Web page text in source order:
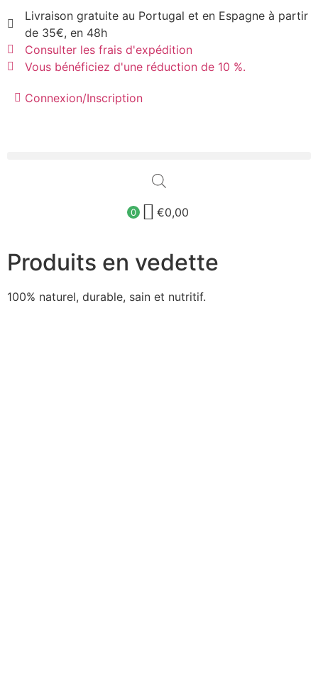
Livraison gratuite au Portugal et en Espagne à partir
de 35€, en 48h
Consulter les frais d'expédition
Vous bénéficiez d'une réduction de 10 %.
Connexion/Inscription
0 €0,00
Produits en vedette
100% naturel, durable, sain et nutritif.